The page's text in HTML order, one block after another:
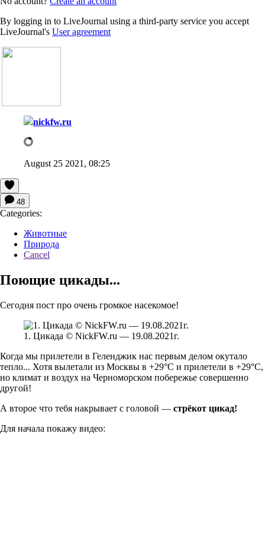
By logging in to LiveJournal using a third-party service you accept
LiveJournal's User agreement
nickfw.ru
August 25 2021, 08:25
48
Categories:
Животные
Природа
Cancel
Поющие цикады...
Сегодня пост про очень громкое насекомое!
1. Цикада © NickFW.ru — 19.08.2021г.
Когда мы прилетели в Геленджик нас первым делом окутало
тепло... Хотя вылетали из Москвы в +29°С и прилетели в +29°С,
но климат и воздух на Черноморском побережье совершенно
другой!
А второе что тебя накрывает с головой — стрёкот цикад!
Для начала покажу видео: